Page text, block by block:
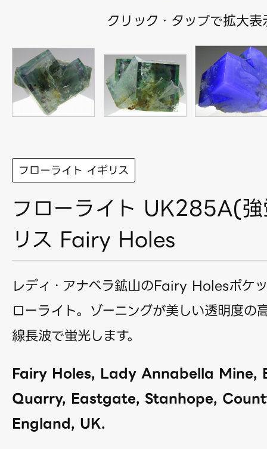
クリック・タップで拡大表
フローライト イギリス
フローライト UK285A(
リス Fairy Holes
レディ・アナベラ鉱山のFairy Holesポケ
ローライト。ゾーニングが美しい透明度の
線長波で蛍光します。
Fairy Holes, Lady Annabella Mine,
Quarry, Eastgate, Stanhope,
England, UK.